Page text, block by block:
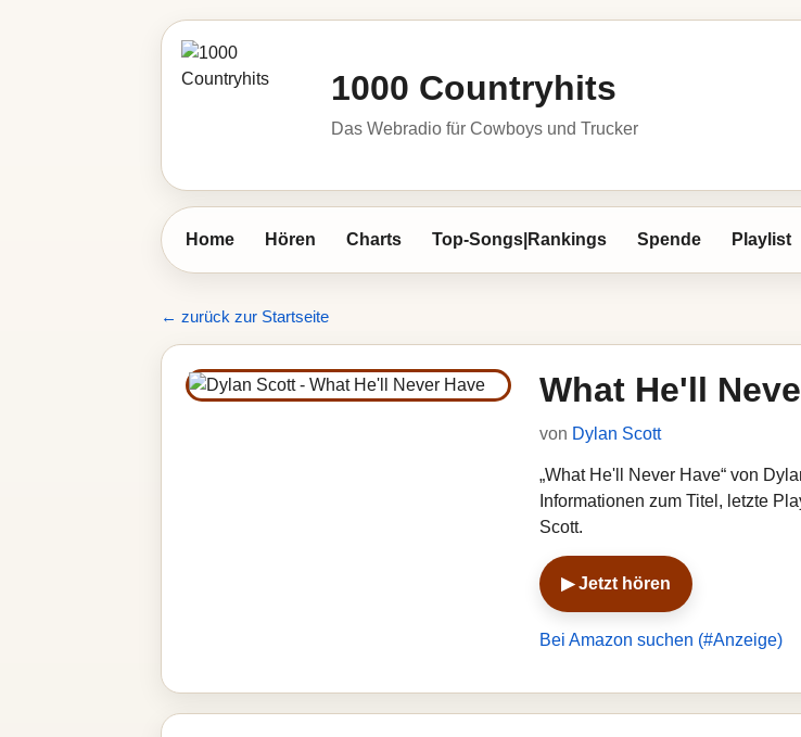
1000 Countryhits
Das Webradio für Cowboys und Trucker
Home Hören Charts Top-Songs|Rankings Spende Playlist
← zurück zur Startseite
What He'll
von Dylan Scott
„What He'll Never Have“ von
Informationen zum Titel, letzte
Scott.
▶ Jetzt hören
Bei Amazon suchen (#Anzeige)